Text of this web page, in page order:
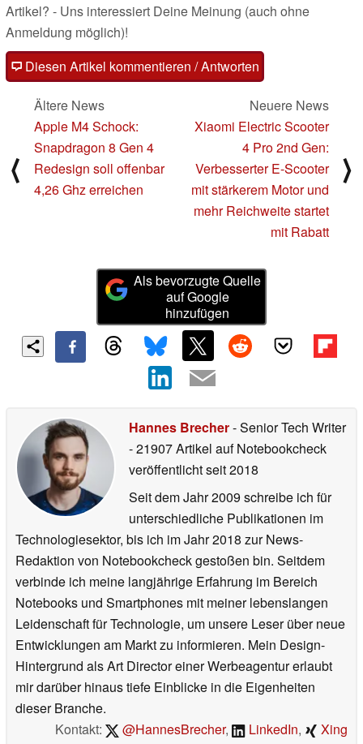
Artikel? - Uns interessiert Deine Meinung (auch ohne
Anmeldung möglich)!
Diesen Artikel kommentieren / Antworten
⟨
Ältere News
Apple M4 Schock:
Snapdragon 8 Gen 4
Redesign soll offenbar
4,26 Ghz erreichen
Neuere News
Xiaomi Electric Scooter
4 Pro 2nd Gen:
Verbesserter E-Scooter
mit stärkerem Motor und
mehr Reichweite startet
mit Rabatt
⟩
Als bevorzugte Quelle
auf Google
hinzufügen
Hannes Brecher- Senior Tech Writer
- 21907 Artikel auf Notebookcheck
veröffentlichtseit 2018
Seit dem Jahr 2009 schreibe ich für
unterschiedliche Publikationen im
Technologiesektor, bis ich im Jahr 2018 zur News-
Redaktion von Notebookcheck gestoßen bin. Seitdem
verbinde ich meine langjährige Erfahrung im Bereich
Notebooks und Smartphones mit meiner lebenslangen
Leidenschaft für Technologie, um unsere Leser über neue
Entwicklungen am Markt zu informieren. Mein Design-
Hintergrund als Art Director einer Werbeagentur erlaubt
mir darüber hinaus tiefe Einblicke in die Eigenheiten
dieser Branche.
Kontakt:
@HannesBrecher, LinkedIn, Xing